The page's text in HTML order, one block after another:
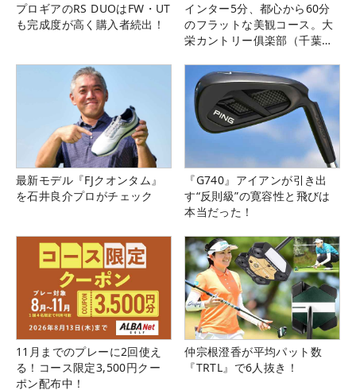
プロギアのRS DUOはFW・UT
も完成度が高く購入者続出！
インター5分、都心から60分
のフラットな美観コース。大
栄カントリー俱楽部（千葉
最新モデル『FJクオンタム』
を石井良介プロがチェック
『G740』アイアンが引き出
す“反則級”の寛容性と飛びは
本当だった！
11月までのプレーに2回使え
る！コース限定3,500円クー
ポン配布中！
仲宗根澄香が平均パット数
『TRTL』で6人抜き！